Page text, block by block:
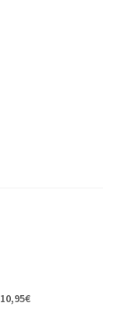
10,95€